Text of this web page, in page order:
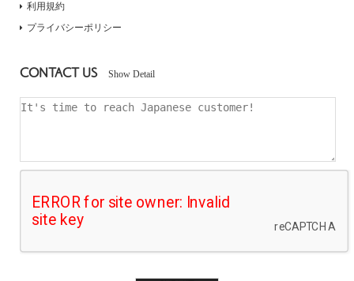
利用規約
プライバシーポリシー
CONTACT US Show Detail